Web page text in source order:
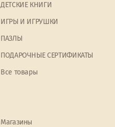
ДЕТСКИЕ КНИГИ
ИГРЫ И ИГРУШКИ
ПАЗЛЫ
ПОДАРОЧНЫЕ СЕРТИФИКАТЫ
Все товары
Магазины